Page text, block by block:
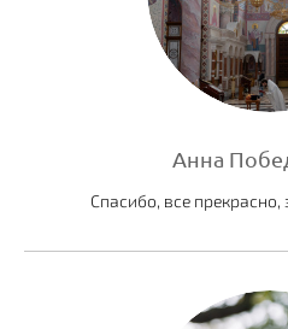
Анна
Спасибо, все